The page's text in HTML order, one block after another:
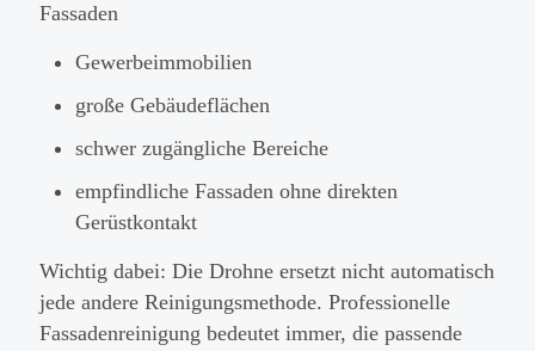
Fassaden
Gewerbeimmobilien
große Gebäudeflächen
schwer zugängliche Bereiche
empfindliche Fassaden ohne direkten
Gerüstkontakt
Wichtig dabei: Die Drohne ersetzt nicht automatisch
jede andere Reinigungsmethode. Professionelle
Fassadenreinigung bedeutet immer, die passende